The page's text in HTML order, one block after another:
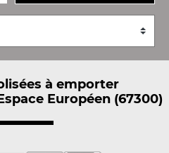
à emporter
Européen (67300)